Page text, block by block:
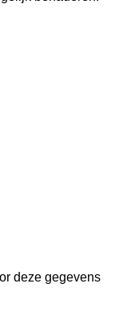
deze gegevens